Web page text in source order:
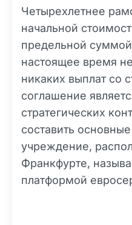
Четырехлетнее
начальной
предельной
настоящее время
никаких выплат со
соглашение
стратегических
составить
учреждение,
Франкфурте,
платформой